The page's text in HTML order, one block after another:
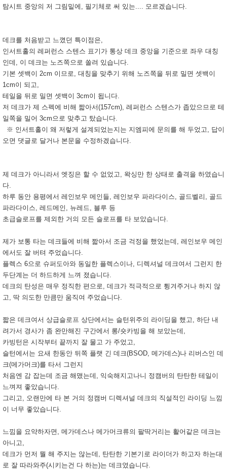
탐시트 중앙의 저 그림밑에, 필기체로 써 있는.... 모르겠습니다.
데크를 처음받고 느꼈던 특이점은,
인서트홀의 레퍼런스 스텐스 표기가 통상 데크 중앙을 기준으로 좌우 대칭
인데, 이 데크는 노즈쪽으로 쏠려 있습니다.
기본 셋백이 2cm 이므로, 대칭을 맞추기 위해 노즈쪽을 뒤로 밀면 셋백이
1cm이 되고,
테일을 뒤로 밀면 셋백이 3cm이 됩니다.
저 데크가 제 스펙에 비해 짧아서(157cm), 레퍼런스 스텐스가 좁았으므로 테
일쪽을 밀어 3cm으로 맞추고 탔습니다.
※ 인서트홀이 왜 저렇게 설계되었는지는 지엠피에 문의를 해 두었고, 답이
오면 댓글로 달거나 본문을 수정하겠습니다.
제 데크가 아니라서 엣징은 할 수 없었고, 왁싱만 한 상태로 출격을 하였습니
다.
하루 동안 용평에서 레인보우 메인들, 레인보우 파라다이스, 골드벨리, 골드
파라다이스, 레드메인, 뉴레드, 블루 등
초급슬로프를 제외한 거의 모든 슬로프를 타 보았습니다.
제가 보통 타는 데크들에 비해 짧아서 조금 걱정을 했었는데, 레인보우 메인
에서도 잘 버텨 주었습니다.
플렉스 6으로 슈퍼도아와 동일한 플렉스이나, 디렉셔널 데크여서 그런지 한
두단계는 더 하드하게 느껴 졌습니다.
데크의 탄성은 매우 정직한 편으로, 데크가 적극적으로 튕겨주거나 하지 않
고, 딱 의도한 만큼만 움직여 주었습니다.
짧은 데크여서 상급슬로프 상단에서는 슬턴위주의 라이딩을 했고, 하단 내
려가서 경사가 좀 완만해진 구간에서 롱/숏카빙을 해 보았는데,
카빙턴은 시작부터 끝까지 잘 물고 가 주었고,
슬턴에서는 요새 한동안 뒤쪽 플랫 긴 데크(BSOD, 메가데스)나 리버스인 데
크(메가머크)를 타서 그런지
처음엔 감 잡는데 조금 해맸는데, 익숙해지고나니 정캠버의 탄탄한 테일이
느껴져 좋았습니다.
그리고, 오랜만에 타 본 거의 정캠버 디렉셔널 데크의 직설적인 라이딩 느낌
이 너무 좋았습니다.
느낌을 요약하자면, 메가데스나 메가머크류의 팔딱거리는 활어같은 데크는
아니고,
데크가 먼저 뭘 해 주지는 않는데, 탄탄한 기본기로 라이더가 하고자 하는대
로 잘 따라와주(시키는건 다 하는)는 데크였습니다.